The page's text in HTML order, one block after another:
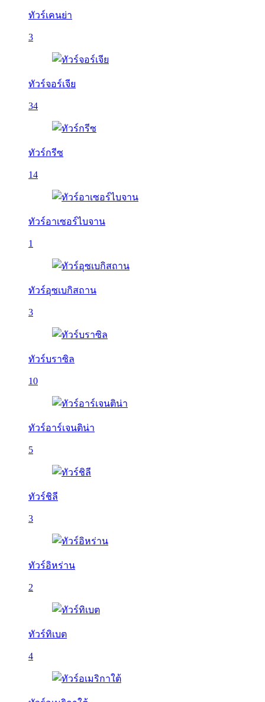
ทัวร์เคนย่า
3
ทัวร์จอร์เจีย
34
ทัวร์กรีซ
14
ทัวร์อาเซอร์ไบจาน
1
ทัวร์อุซเบกิสถาน
3
ทัวร์บราซิล
10
ทัวร์อาร์เจนติน่า
5
ทัวร์ชิลี
3
ทัวร์อิหร่าน
2
ทัวร์ทิเบต
4